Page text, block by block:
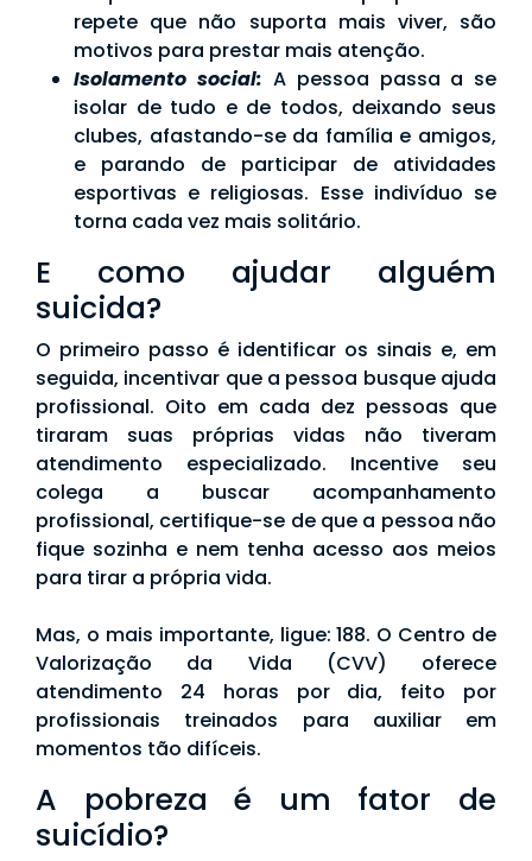
repete que não suporta mais viver, são
motivos para prestar mais atenção.
Isolamento social: A pessoa passa a se
isolar de tudo e de todos, deixando seus
clubes, afastando-se da família e amigos,
e parando de participar de atividades
esportivas e religiosas. Esse indivíduo se
torna cada vez mais solitário.
E como ajudar alguém
suicida?
O primeiro passo é identificar os sinais e, em
seguida, incentivar que a pessoa busque ajuda
profissional. Oito em cada dez pessoas que
tiraram suas próprias vidas não tiveram
atendimento especializado. Incentive seu
colega a buscar acompanhamento
profissional, certifique-se de que a pessoa não
fique sozinha e nem tenha acesso aos meios
para tirar a própria vida.
Mas, o mais importante, ligue: 188. O Centro de
Valorização da Vida (CVV) oferece
atendimento 24 horas por dia, feito por
profissionais treinados para auxiliar em
momentos tão difíceis.
A pobreza é um fator de
suicídio?